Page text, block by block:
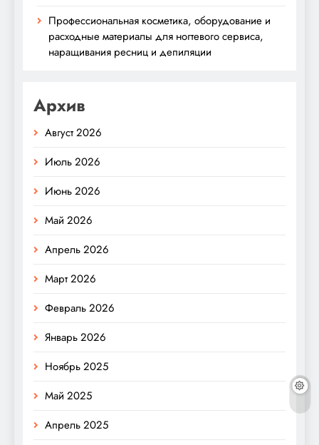
Профессиональная косметика, оборудование и
расходные материалы для ногтевого сервиса,
наращивания ресниц и депиляции
Архив
Август 2026
Июль 2026
Июнь 2026
Май 2026
Апрель 2026
Март 2026
Февраль 2026
Январь 2026
Ноябрь 2025
Май 2025
Апрель 2025